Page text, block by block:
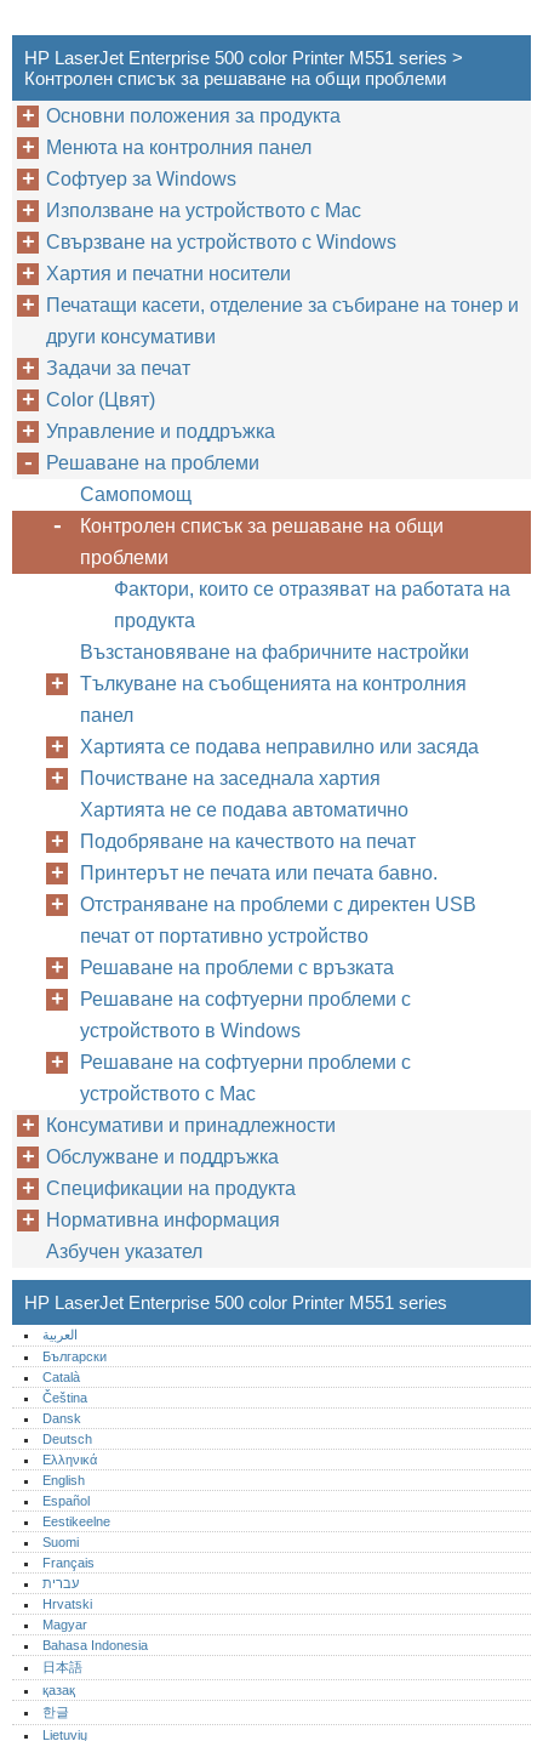
HP LaserJet Enterprise 500 color Printer M551 series >
Контролен списък за решаване на общи проблеми
Основни положения за продукта
Менюта на контролния панел
Софтуер за Windows
Използване на устройството с Mac
Свързване на устройството с Windows
Хартия и печатни носители
Печатащи касети, отделение за събиране на тонер и
други консумативи
Задачи за печат
Color (Цвят)
Управление и поддръжка
Решаване на проблеми
Самопомощ
Контролен списък за решаване на общи
проблеми
Фактори, които се отразяват на работата на
продукта
Възстановяване на фабричните настройки
Тълкуване на съобщенията на контролния
панел
Хартията се подава неправилно или засяда
Почистване на заседнала хартия
Хартията не се подава автоматично
Подобряване на качеството на печат
Принтерът не печата или печата бавно.
Отстраняване на проблеми с директен USB
печат от портативно устройство
Решаване на проблеми с връзката
Решаване на софтуерни проблеми с
устройството в Windows
Решаване на софтуерни проблеми с
устройството с Mac
Консумативи и принадлежности
Обслужване и поддръжка
Спецификации на продукта
Нормативна информация
Азбучен указател
HP LaserJet Enterprise 500 color Printer M551 series
العربية
Български
Català
Čeština
Dansk
Deutsch
Ελληνικά
English
Español
Eestikeelne
Suomi
Français
עברית
Hrvatski
Magyar
Bahasa Indonesia
日本語
қазақ
한글
Lietuvių